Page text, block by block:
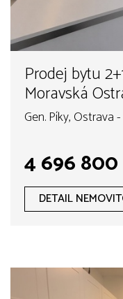
Prodej bytu
Moravská
Gen. Píky,
4 696
DETAIL